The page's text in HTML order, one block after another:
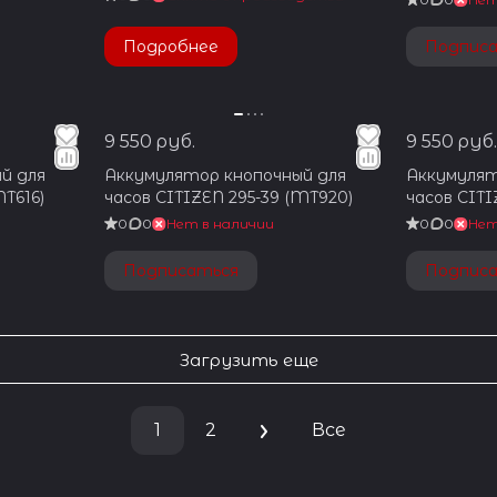
Подробнее
для
9 550 руб.
Аккумулятор кнопочный для
часов CITIZEN 295-39 (MT920)
0 0 Нет в наличии
Подписаться
9 550 руб.
часов
0 0
Загрузить еще
1 2 Все